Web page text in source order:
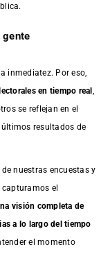
gente
inmediatez. Por eso,
en tiempo real
se reflejan en el
resultados de
nuestras encuestasy
capturamos el
visión completa de
a lo largo del tiempo
el momento